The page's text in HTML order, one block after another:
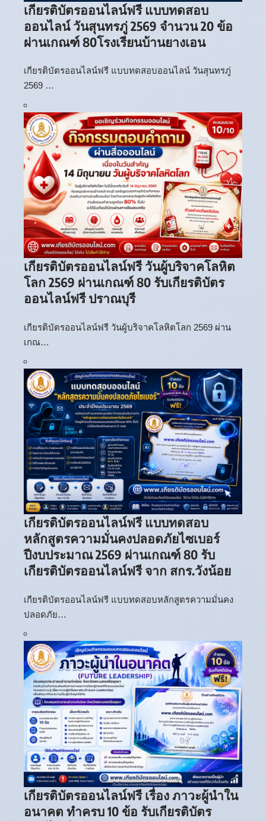
เกียรติบัตรออนไลน์ฟรี แบบทดสอบ
ออนไลน์ วันสุนทรภู่ 2569 จำนวน 20 ข้อ
ผ่านเกณฑ์ 80โรงเรียนบ้านยางเอน
เกียรติบัตรออนไลน์ฟรี แบบทดสอบออนไลน์ วันสุนทรภู่
2569 …
เกียรติบัตรออนไลน์ฟรี วันผู้บริจาคโลหิต
โลก 2569 ผ่านเกณฑ์ 80 รับเกียรติบัตร
ออนไลน์ฟรี ปราณบุรี
เกียรติบัตรออนไลน์ฟรี วันผู้บริจาคโลหิตโลก 2569 ผ่าน
เกณ…
เกียรติบัตรออนไลน์ฟรี แบบทดสอบ
หลักสูตรความมั่นคงปลอดภัยไซเบอร์
ปีงบประมาณ 2569 ผ่านเกณฑ์ 80 รับ
เกียรติบัตรออนไลน์ฟรี จาก สกร.วังน้อย
เกียรติบัตรออนไลน์ฟรี แบบทดสอบหลักสูตรความมั่นคง
ปลอดภัย…
เกียรติบัตรออนไลน์ฟรี เรื่อง ภาวะผู้นำใน
อนาคต ทำครบ 10 ข้อ รับเกียรติบัตร